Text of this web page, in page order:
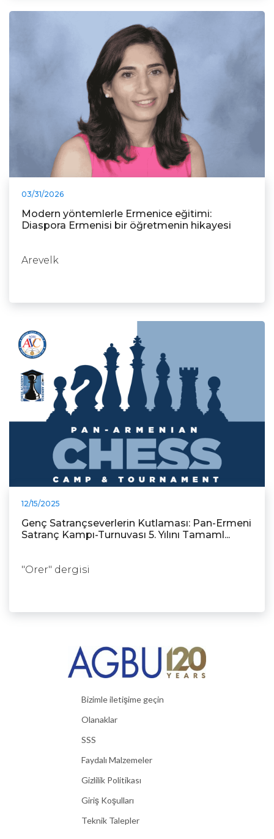
03/31/2026
Modern yöntemlerle Ermenice eğitimi:
Diaspora Ermenisi bir öğretmenin hikayesi
Arevelk
12/15/2025
Genç Satrançseverlerin Kutlaması: Pan-Ermeni
Satranç Kampı-Turnuvası 5. Yılını Tamaml...
"Orer" dergisi
Bizimle iletişime geçin
Olanaklar
SSS
Faydalı Malzemeler
Gizlilik Politikası
Giriş Koşulları
Teknik Talepler